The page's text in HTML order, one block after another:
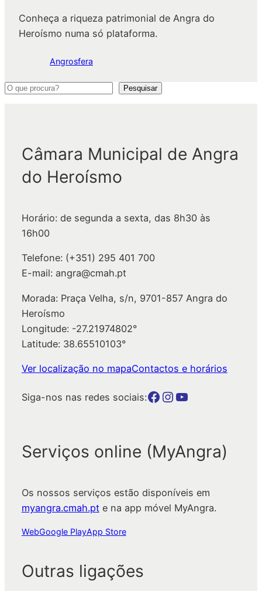
Conheça a riqueza patrimonial de Angra do
Heroísmo numa só plataforma.
Angrosfera
P
Pesquisar
Câmara Municipal de Angra
do Heroísmo
Horário: de segunda a sexta, das 8h30 às
16h00
Telefone: (+351) 295 401 700
E-mail: angra@cmah.pt
Morada: Praça Velha, s/n, 9701-857 Angra do
Heroísmo
Longitude: -27.21974802°
Latitude: 38.65510103°
Ver localização no mapaContactos e horários
Siga-nos nas redes sociais:Botão para a página da autarquia no Facebook Botão para a página da autarquia no Instagram Botão para a página da autarquia no Youtube
Serviços online (MyAngra)
Os nossos serviços estão disponíveis em
myangra.cmah.pte na app móvel MyAngra.
WebGoogle PlayApp Store
Outras ligações